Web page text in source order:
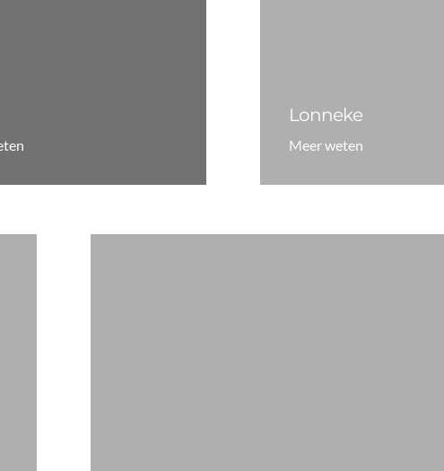
Lonneke
Meer weten